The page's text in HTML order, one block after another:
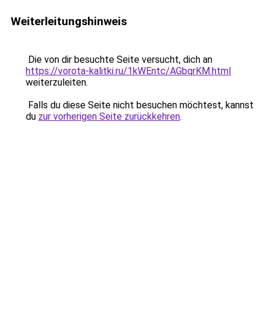
Weiterleitungshinweis
Die von dir besuchte Seite versucht, dich an
https://vorota-kalitki.ru/1kWEntc/AGbqrKM.html
weiterzuleiten.
Falls du diese Seite nicht besuchen möchtest, kannst
du zur vorherigen Seite zurückkehren.